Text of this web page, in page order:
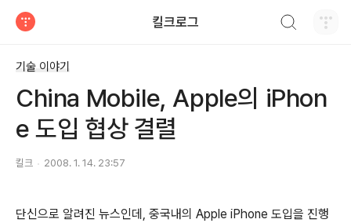
킬크로그
기술 이야기
China Mobile, Apple의 iPhon
e 도입 협상 결렬
킬크 2008. 1. 14. 23:57
단신으로 알려진 뉴스인데, 중국내의 Apple iPhone 도입을 진행